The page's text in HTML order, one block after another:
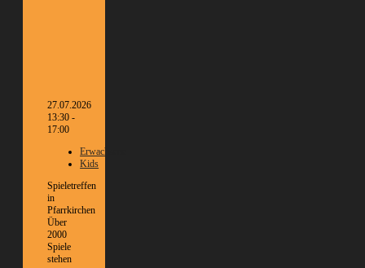
27.07.2026
13:30 -
17:00
Erwachsene
Kids
Spieletreffen
in
Pfarrkirchen
Über
2000
Spiele
stehen